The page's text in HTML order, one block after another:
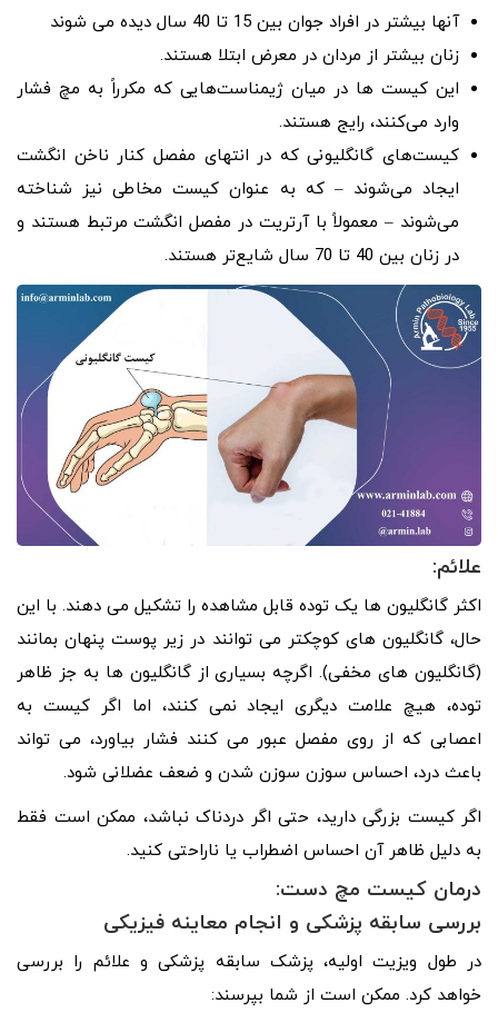
آنها بیشتر در افراد جوان بین 15 تا 40 سال دیده می شوند
زنان بیشتر از مردان در معرض ابتلا هستند.
این کیست ها در میان ژیمناست‌هایی که مکرراً به مچ فشار
وارد می‌کنند، رایج هستند.
کیست‌های گانگلیونی که در انتهای مفصل کنار ناخن انگشت
ایجاد می‌شوند – که به عنوان کیست مخاطی نیز شناخته
می‌شوند – معمولاً با آرتریت در مفصل انگشت مرتبط هستند و
در زنان بین 40 تا 70 سال شایع‌تر هستند.
علائم:
اکثر گانگلیون ها یک توده قابل مشاهده را تشکیل می دهند. با این
حال، گانگلیون های کوچکتر می توانند در زیر پوست پنهان بمانند
(گانگلیون های مخفی). اگرچه بسیاری از گانگلیون ها به جز ظاهر
توده، هیچ علامت دیگری ایجاد نمی کنند، اما اگر کیست به
اعصابی که از روی مفصل عبور می کنند فشار بیاورد، می تواند
باعث درد، احساس سوزن سوزن شدن و ضعف عضلانی شود.
اگر کیست بزرگی دارید، حتی اگر دردناک نباشد، ممکن است فقط
به دلیل ظاهر آن احساس اضطراب یا ناراحتی کنید.
درمان کیست مچ دست:
بررسی سابقه پزشکی و انجام معاینه فیزیکی
در طول ویزیت اولیه، پزشک سابقه پزشکی و علائم را بررسی
خواهد کرد. ممکن است از شما بپرسند: